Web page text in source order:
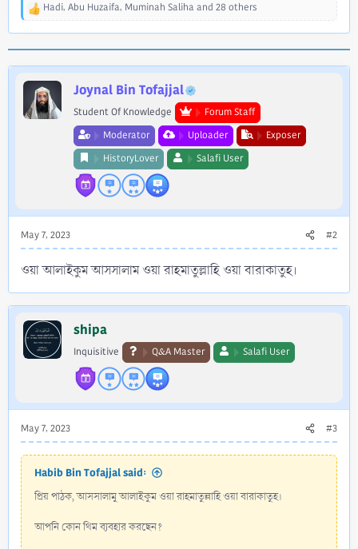
R
i
o
n
Hadi, Abu Huzaifa, Muminah Saliha and 28 others
Joynal Bin Tofajjal
Student Of Knowledge
Forum Staff
Moderator
Uploader
Exposer
HistoryLover
Salafi User
May 7, 2023 #2
ওয়া আলাইকুম আসসালাম ওয়া রাহমাতুল্লাহি ওয়া বারাকাতুহ।
shipa
Inquisitive Q&A Master Salafi User
May 7, 2023 #3
Habib Bin Tofajjal said:
প্রিয় পাঠক, আসসালামু আলাইকুম ওয়া রাহমাতুল্লাহি ওয়া বারাকাতুহ।
আপনি কোন থিম ব্যবহার করছেন?